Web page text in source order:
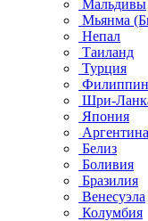
Мальдивы
Мьянма
Непал
Таиланд
Турция
Шри-
Япония
Аргентина
Белиз
Боливия
Бразилия
Венесуэла
Колумбия